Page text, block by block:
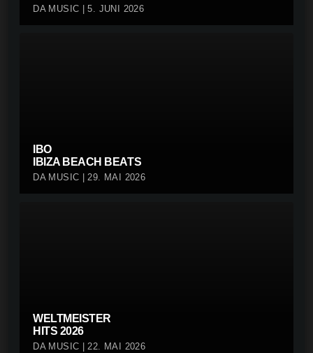
DA MUSIC | 5. JUNI 2026
IBO
IBIZA BEACH BEATS
DA MUSIC | 29. MAI 2026
WELTMEISTER
HITS 2026
DA MUSIC | 22. MAI 2026